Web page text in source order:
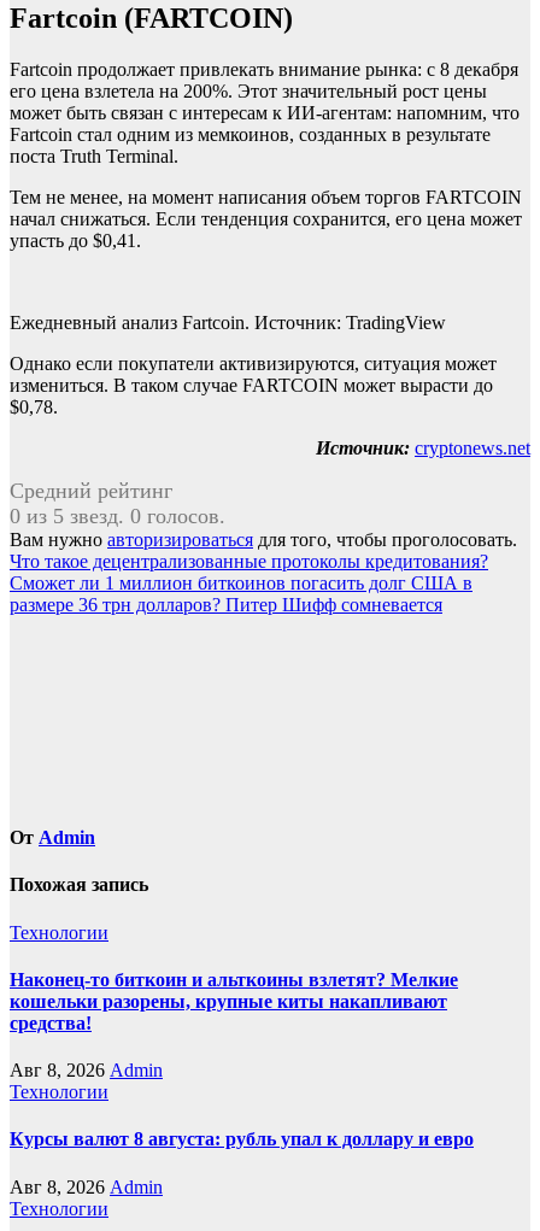
Fartcoin (FARTCOIN)
Fartcoin продолжает привлекать внимание рынка: с 8 декабря
его цена взлетела на 200%. Этот значительный рост цены
может быть связан с интересам к ИИ-агентам: напомним, что
Fartcoin стал одним из мемкоинов, созданных в результате
поста Truth Terminal.
Тем не менее, на момент написания объем торгов FARTCOIN
начал снижаться. Если тенденция сохранится, его цена может
упасть до $0,41.
Ежедневный анализ Fartcoin. Источник: TradingView
Однако если покупатели активизируются, ситуация может
измениться. В таком случае FARTCOIN может вырасти до
$0,78.
Источник: cryptonews.net
Средний рейтинг
0 из 5 звезд. 0 голосов.
Вам нужно авторизироваться для того, чтобы проголосовать.
Навигация
по
Что такое децентрализованные протоколы кредитования?
Сможет ли 1 миллион биткоинов погасить долг США в
размере 36 трн долларов? Питер Шифф сомневается
От Admin
Похожая запись
Технологии
Наконец-то биткоин и альткоины взлетят? Мелкие
кошельки разорены, крупные киты накапливают
средства!
Авг 8, 2026 Admin
Технологии
Курсы валют 8 августа: рубль упал к доллару и евро
Авг 8, 2026 Admin
Технологии